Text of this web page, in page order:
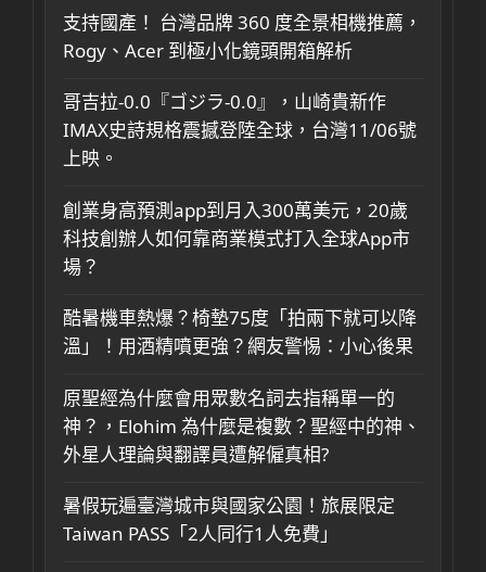
支持國產！ 台灣品牌 360 度全景相機推薦，
Rogy、Acer 到極小化鏡頭開箱解析
哥吉拉-0.0『ゴジラ-0.0』，山崎貴新作
IMAX史詩規格震撼登陸全球，台灣11/06號
上映。
創業身高預測app到月入300萬美元，20歲
科技創辦人如何靠商業模式打入全球App市
場？
酷暑機車熱爆？椅墊75度「拍兩下就可以降
溫」！用酒精噴更強？網友警惕：小心後果
原聖經為什麼會用眾數名詞去指稱單一的
神？，Elohim 為什麼是複數？聖經中的神、
外星人理論與翻譯員遭解僱真相?
暑假玩遍臺灣城市與國家公園！旅展限定
Taiwan PASS「2人同行1人免費」